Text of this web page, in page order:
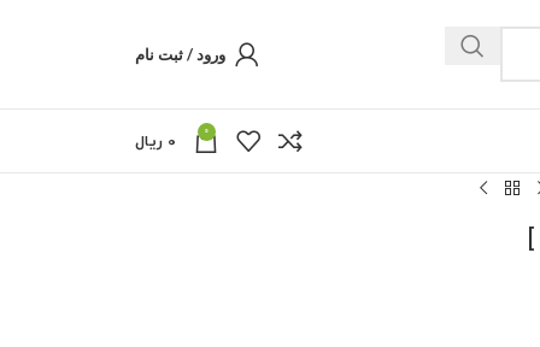
ورود / ثبت نام
0
0 ریال